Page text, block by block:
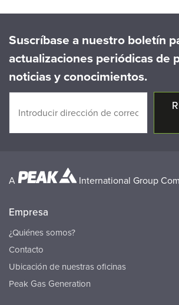
Suscríbase a nuestro boletín
actualizaciones periódicas de
noticias y conocimientos.
A International Group
Empresa
¿Quiénes somos?
Contacto
Ubicación de nuestras oficinas
Peak Gas Generation